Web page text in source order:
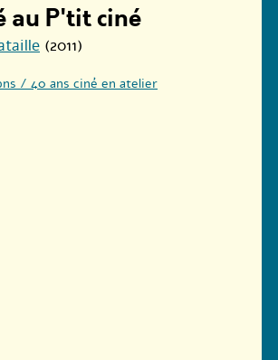
au P'tit ciné
(2011)
/ 40 ans ciné en atelier